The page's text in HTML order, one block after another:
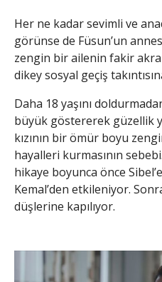
Her ne kadar sevimli ve
görünse de Füsun’un
zengin bir ailenin fakir
dikey sosyal geçiş
Daha 18 yaşını
büyük göstererek güzellik
kızının bir ömür boyu
hayalleri kurmasının
hikaye boyunca önce
Kemal’den etkileniyor.
düşlerine kapılıyor.